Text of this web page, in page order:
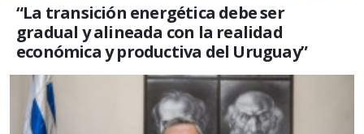
“La transición energética debe ser
gradual y alineada con la realidad
económica y productiva del Uruguay”